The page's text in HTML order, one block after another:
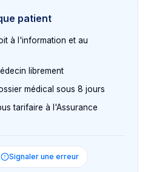
patient
à l'information et au
librement
médical sous 8 jours
tarifaire à l'Assurance
Signaler une erreur